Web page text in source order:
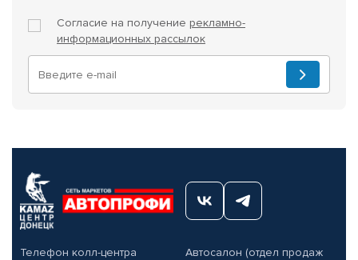
Согласие на получение рекламно-
информационных рассылок
Телефон колл-центра
Автосалон (отдел продаж